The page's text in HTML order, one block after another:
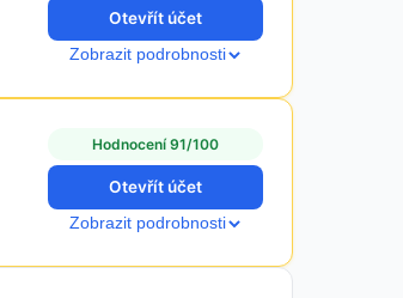
Otevřít účet
Zobrazit podrobnosti
Hodnocení 91/100
Otevřít účet
Zobrazit podrobnosti